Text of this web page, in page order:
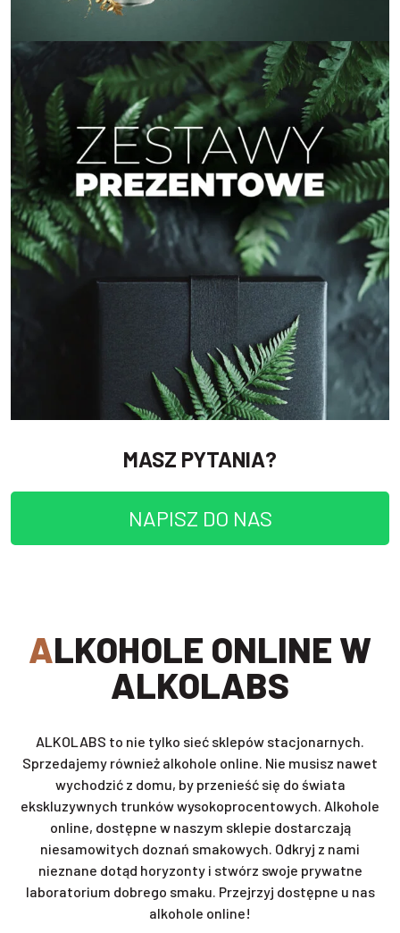
MASZ PYTANIA?
NAPISZ DO NAS
ALKOHOLE ONLINE W
ALKOLABS
ALKOLABS to nie tylko sieć sklepów stacjonarnych.
Sprzedajemy również alkohole online. Nie musisz nawet
wychodzić z domu, by przenieść się do świata
ekskluzywnych trunków wysokoprocentowych. Alkohole
online, dostępne w naszym sklepie dostarczają
niesamowitych doznań smakowych. Odkryj z nami
nieznane dotąd horyzonty i stwórz swoje prywatne
laboratorium dobrego smaku. Przejrzyj dostępne u nas
alkohole online!